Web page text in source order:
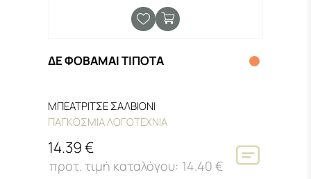
ΔΕ ΦΟΒΑΜΑΙ ΤΙΠΟΤΑ
ΜΠΕΑΤΡΙΤΣΕ ΣΑΛΒΙΟΝΙ
ΠΑΓΚΟΣΜΙΑ ΛΟΓΟΤΕΧΝΙΑ
14.39 €
14.40 €